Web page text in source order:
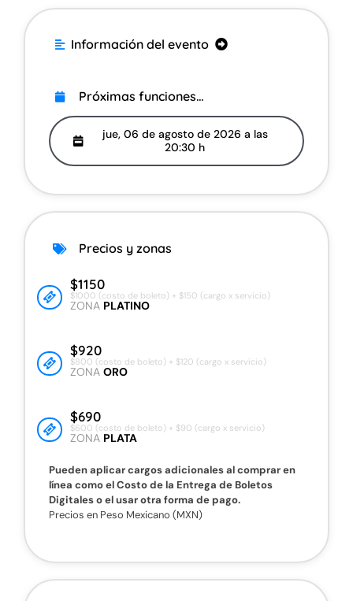
.
. Información del evento
Precios y zonas
Información adicional
Compra boletos en Fan to Fan
Vende tus boletos con Fan to Fan
Próximas funciones…
jue, 06 de agosto de 2026 a las
20:30 h
Precios y zonas
$1150
$1000 (costo de boleto) + $150 (cargo x servicio)
ZONA PLATINO
$920
$800 (costo de boleto) + $120 (cargo x servicio)
ZONA ORO
$690
$600 (costo de boleto) + $90 (cargo x servicio)
ZONA PLATA
Pueden aplicar cargos adicionales al comprar en
línea como el Costo de la Entrega de Boletos
Digitales o el usar otra forma de pago.
Precios en Peso Mexicano (MXN)